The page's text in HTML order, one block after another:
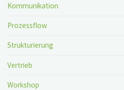
Kommunikation
Prozessflow
Strukturierung
Vertrieb
Workshop